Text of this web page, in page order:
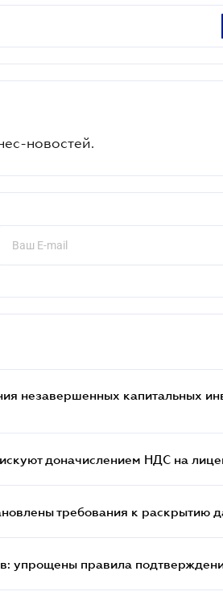
новостей.
незавершенных капитальных
доначислением НДС на
требования к раскрытию
упрощены правила